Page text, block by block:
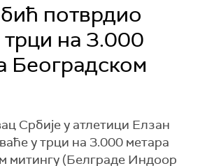
потврдио
на 3.000
Београдском
Србије у атлетици Елзан
у трци на 3.000 метара
митингу (Белграде Индоор